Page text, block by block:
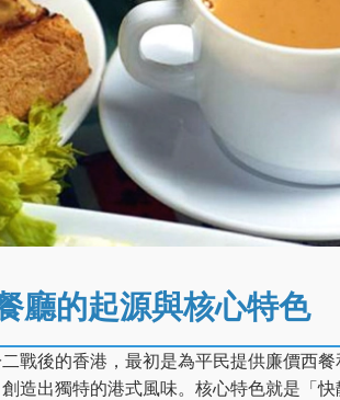
廳的起源與核心特色
戰後的香港，最初是為平民提供廉價西
造出獨特的港式風味。核心特色就是「